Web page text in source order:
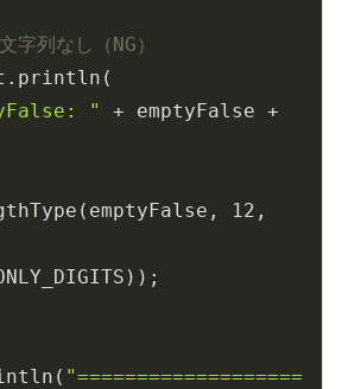
列なし（NG）
"
12 ,
"===================